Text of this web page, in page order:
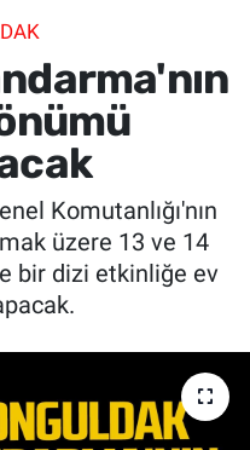
Komutanlığı'nın
üzere 13 ve 14
bir dizi etkinliğe ev